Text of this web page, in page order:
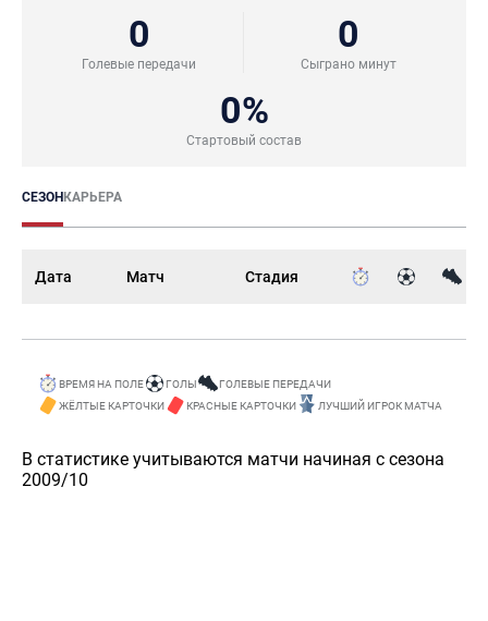
0
Голевые передачи
0
Сыграно минут
0%
Стартовый состав
СЕЗОНКАРЬЕРА
Дата Матч Стадия
ВРЕМЯ НА ПОЛЕ ГОЛЫ
ГОЛЕВЫЕ ПЕРЕДАЧИ
ЖЁЛТЫЕ КАРТОЧКИ
КРАСНЫЕ КАРТОЧКИ ЛУЧШИЙ ИГРОК МАТЧА
В статистике учитываются матчи начиная с сезона
2009/10